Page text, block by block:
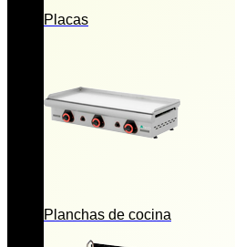
Placas
Planchas de cocina